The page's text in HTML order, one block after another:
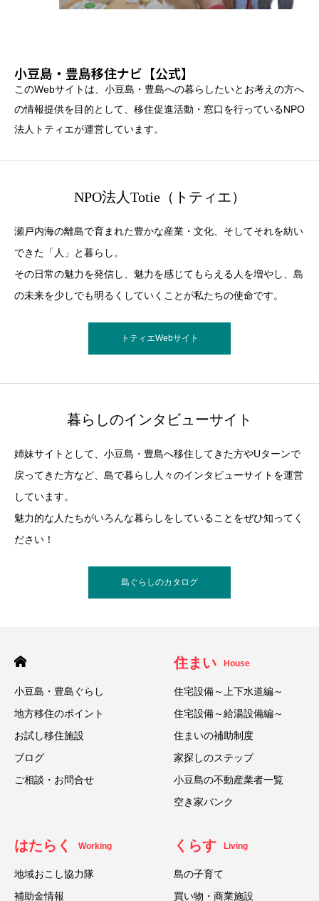
小豆島・豊島移住ナビ【公式】
このWebサイトは、小豆島・豊島への暮らしたいとお考えの方へ
の情報提供を目的として、移住促進活動・窓口を行っているNPO
法人トティエが運営しています。
NPO法人Totie（トティエ）
瀬戸内海の離島で育まれた豊かな産業・文化、そしてそれを紡い
できた「人」と暮らし。
その日常の魅力を発信し、魅力を感じてもらえる人を増やし、島
の未来を少しでも明るくしていくことが私たちの使命です。
トティエWebサイト
暮らしのインタビューサイト
姉妹サイトとして、小豆島・豊島へ移住してきた方やUターンで
戻ってきた方など、島で暮らし人々のインタビューサイトを運営
しています。
魅力的な人たちがいろんな暮らしをしていることをぜひ知ってく
ださい！
島ぐらしのカタログ
小豆島・豊島ぐらし
地方移住のポイント
お試し移住施設
ブログ
ご相談・お問合せ
住まい House
住宅設備～上下水道編～
住宅設備～給湯設備編～
住まいの補助制度
家探しのステップ
小豆島の不動産業者一覧
空き家バンク
はたらく Working
地域おこし協力隊
補助金情報
くらす Living
島の子育て
買い物・商業施設